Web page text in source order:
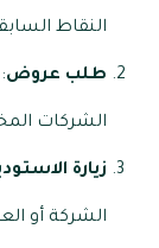
النقاط
طلب عروض
الشركات
زيارة
الشركة أو